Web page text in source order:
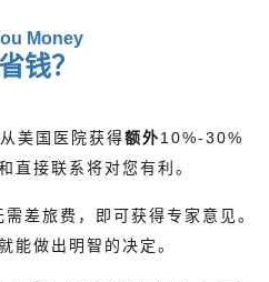
Money
钱？
美国医院获得额外10%-30%
直接联系将对您有利。
需差旅费，即可获得专家意见。
能做出明智的决定。